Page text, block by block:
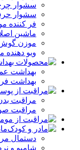
سشوار
سشوار حرفه
فر کننده‌ مو
ماشین اصلاح
موزن گوش و
ویو دهنده مو
بهداشت
بهداشت فردی
مراقبت بدن
مراقبت صورت
مادر
دستمال
شامپو و نرم